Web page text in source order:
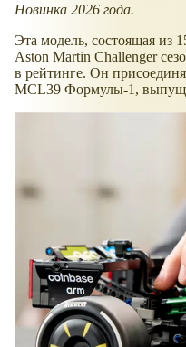
Новинка 2026 года.
Эта модель, состоящая из
Aston Martin Challenger
в рейтинге. Он
MCL39 Формулы-1,